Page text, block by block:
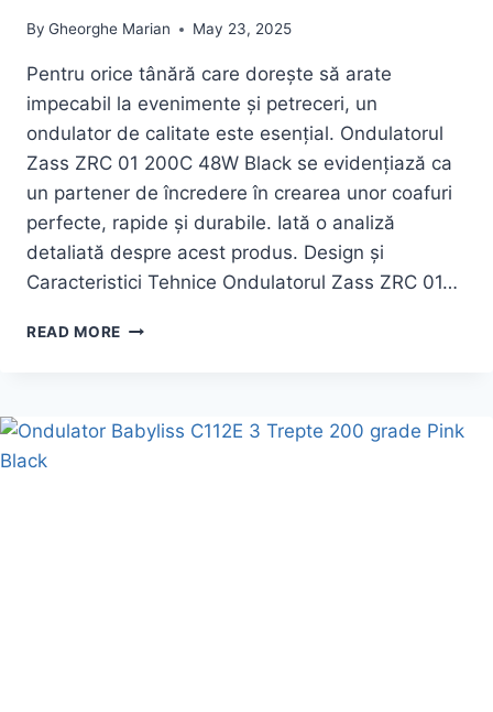
By Gheorghe Marian May 23, 2025
Pentru orice tânără care dorește să arate
impecabil la evenimente și petreceri, un
ondulator de calitate este esențial. Ondulatorul
Zass ZRC 01 200C 48W Black se evidențiază ca
un partener de încredere în crearea unor coafuri
perfecte, rapide și durabile. Iată o analiză
detaliată despre acest produs. Design și
Caracteristici Tehnice Ondulatorul Zass ZRC 01…
READ MORE ONDULATOR
REDUCERE